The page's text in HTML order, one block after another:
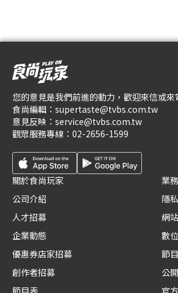
您的意見是我們前進的動力，歡迎來信或來
食尚編輯： supertaste@tvbs.com.tw
意見反映： service@tvbs.com.tw
觀眾服務專線： 02-2656-1599
關於食尚玩家
公司介紹
人才招募
企業動態
優惠券店家招募
創作者招募
節目表
業
隱
網
數
節
公
官